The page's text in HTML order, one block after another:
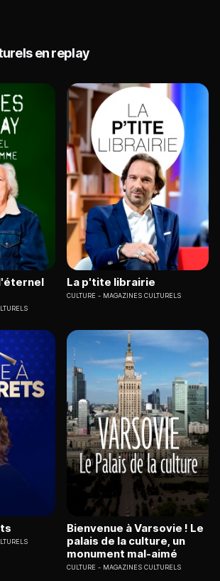
en replay
La p'tite librairie
CULTURE MAGAZINES CULTURELS
Bienvenue à Varsovie ! Le
palais de la culture, un
monument mal-aimé
CULTURE MAGAZINES CULTURELS